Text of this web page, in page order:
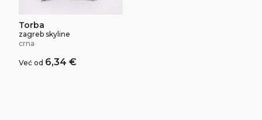
Torba
zagreb skyline
crna
Već od 6,34€